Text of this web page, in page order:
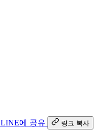
LINE에 공유 링크 복사